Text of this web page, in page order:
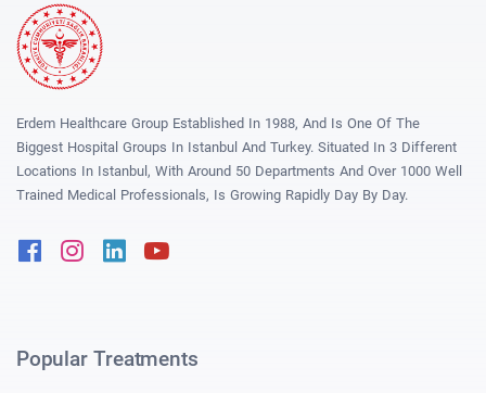
Erdem Healthcare Group Established In 1988, And Is One Of The
Biggest Hospital Groups In Istanbul And Turkey. Situated In 3 Different
Locations In Istanbul, With Around 50 Departments And Over 1000 Well
Trained Medical Professionals, Is Growing Rapidly Day By Day.
FacebookInstagram
Linkedin
Popular Treatments